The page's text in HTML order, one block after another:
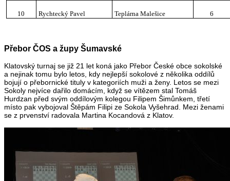
10 Rychtecký Pavel Teplárna Malešice 6
Přebor ČOS a župy Šumavské
Klatovský turnaj se již 21 let koná jako Přebor České obce sokolské
a nejinak tomu bylo letos, kdy nejlepší sokolové z několika oddílů
bojují o přebornické tituly v kategoriích muži a ženy. Letos se mezi
Sokoly nejvíce dařilo domácím, když se vítězem stal Tomáš
Hurdzan před svým oddílovým kolegou Filipem Šimůnkem, třetí
místo pak vybojoval Štěpám Filipi ze Sokola Vyšehrad. Mezi ženami
se z prvenství radovala Martina Kocandová z Klatov.